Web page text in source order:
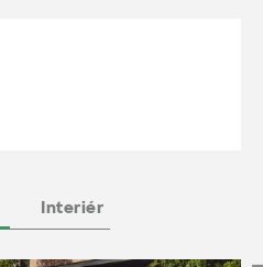
Interiér